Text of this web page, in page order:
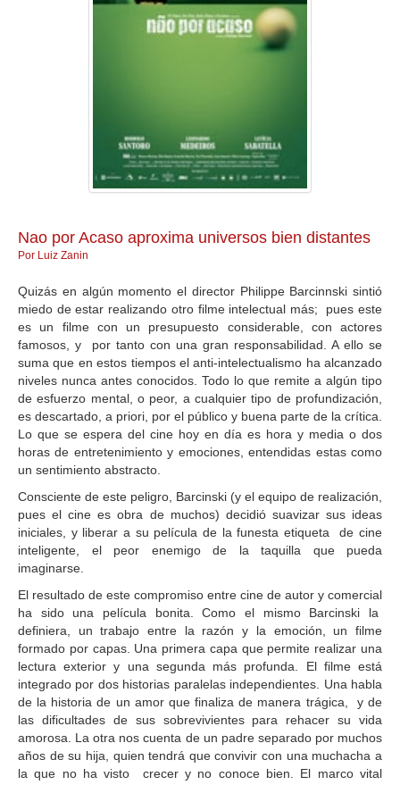
Nao por Acaso aproxima universos bien distantes
Por Luiz Zanin
Quizás en algún momento el director Philippe Barcinnski sintió
miedo de estar realizando otro filme intelectual más; pues este
es un filme con un presupuesto considerable, con actores
famosos, y por tanto con una gran responsabilidad. A ello se
suma que en estos tiempos el anti-intelectualismo ha alcanzado
niveles nunca antes conocidos. Todo lo que remite a algún tipo
de esfuerzo mental, o peor, a cualquier tipo de profundización,
es descartado, a priori, por el público y buena parte de la crítica.
Lo que se espera del cine hoy en día es hora y media o dos
horas de entretenimiento y emociones, entendidas estas como
un sentimiento abstracto.
Consciente de este peligro, Barcinski (y el equipo de realización,
pues el cine es obra de muchos) decidió suavizar sus ideas
iniciales, y liberar a su película de la funesta etiqueta de cine
inteligente, el peor enemigo de la taquilla que pueda
imaginarse.
El resultado de este compromiso entre cine de autor y comercial
ha sido una película bonita. Como el mismo Barcinski la
definiera, un trabajo entre la razón y la emoción, un filme
formado por capas. Una primera capa que permite realizar una
lectura exterior y una segunda más profunda. El filme está
integrado por dos historias paralelas independientes. Una habla
de la historia de un amor que finaliza de manera trágica, y de
las dificultades de sus sobrevivientes para rehacer su vida
amorosa. La otra nos cuenta de un padre separado por muchos
años de su hija, quien tendrá que convivir con una muchacha a
la que no ha visto crecer y no conoce bien. El marco vital